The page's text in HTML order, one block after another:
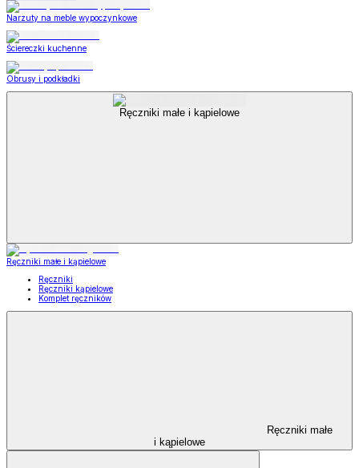
Narzuty na meble wypoczynkowe
Ściereczki kuchenne
Obrusy i podkładki
Ręczniki małe i kąpielowe
Ręczniki małe i kąpielowe
Ręczniki
Ręczniki kąpielowe
Komplet ręczników
Ręczniki małe
i kąpielowe